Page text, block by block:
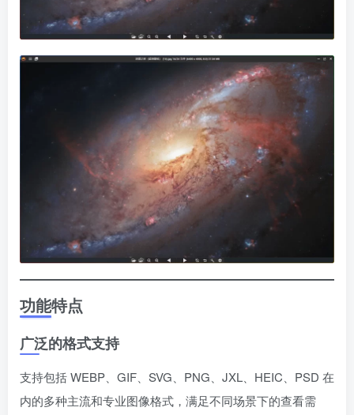
功能特点
广泛的格式支持
支持包括 WEBP、GIF、SVG、PNG、JXL、HEIC、PSD 在
内的多种主流和专业图像格式，满足不同场景下的查看需